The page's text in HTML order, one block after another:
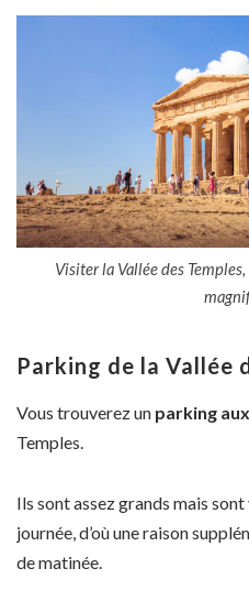
Visiter la Vallée des
Parking de la Vallée
Vous trouverez un parking
Temples.
Ils sont assez grands mais
journée, d’où une raison
de matinée.